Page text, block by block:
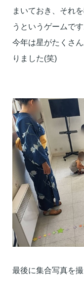
まいておき、 それ
うというゲームです
今年は星がたくさ
りました(笑)
最後に集合写真を撮